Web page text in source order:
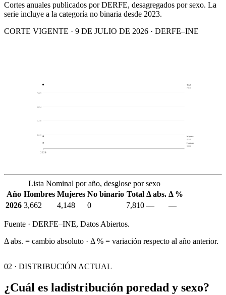
Cortes anuales publicados por DERFE, desagregados por sexo. La
serie incluye a la categoría no binaria desde 2023.
CORTE VIGENTE · 9 DE JULIO DE 2026 · DERFE–INE
4,243
5,238
6,234
7,229
2026
Total
7,810
Mujeres
4,148
Hombres
3,662
Lista Nominal por año, desglose por sexo
Año Hombres Mujeres No binario Total Δ abs. Δ %
2026 3,662 4,148 0 7,810 — —
Fuente · DERFE–INE, Datos Abiertos.
Δ abs. = cambio absoluto · Δ % = variación respecto al año anterior.
02 · DISTRIBUCIÓN ACTUAL
¿Cuál es ladistribución poredad y sexo?